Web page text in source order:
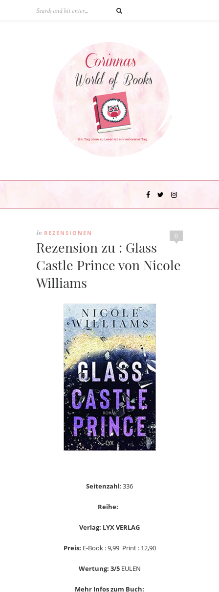
0
In REZENSIONEN
Rezension zu : Glass
Castle Prince von Nicole
Williams
Seitenzahl: 336
Reihe:
Verlag: LYX VERLAG
Preis: E-Book : 9,99 Print : 12,90
Wertung: 3/5EULEN
Mehr Infos zum Buch: